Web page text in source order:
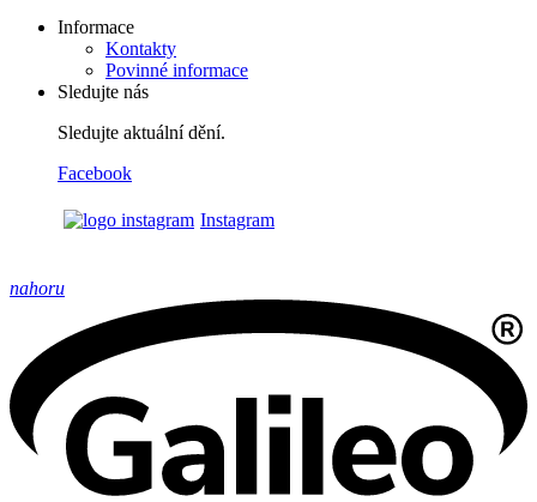
Informace
Kontakty
Povinné informace
Sledujte nás
Sledujte aktuální dění.
Facebook
Instagram
nahoru